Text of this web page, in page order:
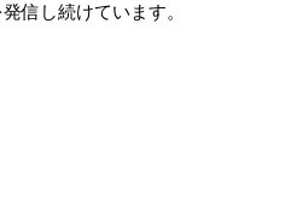
信し続けています。